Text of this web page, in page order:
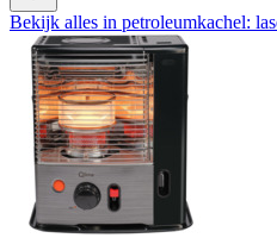
Bekijk alles in petroleumkachel: